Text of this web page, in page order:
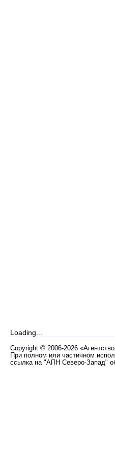
Loading...
Copyright © 2006-2026
При полном или частичном
ссылка на "АПН Северо-Запад"